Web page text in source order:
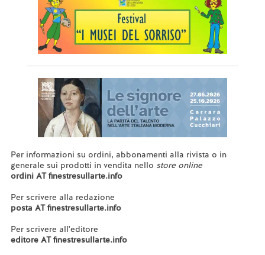
Per informazioni su ordini, abbonamenti alla rivista o in
generale sui prodotti in vendita nello store online
ordini AT finestresullarte.info
Per scrivere alla redazione
posta AT finestresullarte.info
Per scrivere all'editore
editore AT finestresullarte.info